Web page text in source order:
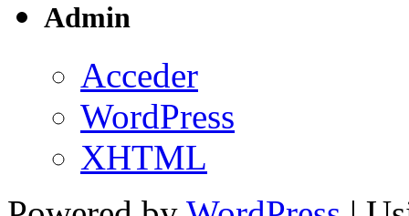
Admin
Acceder
WordPress
XHTML